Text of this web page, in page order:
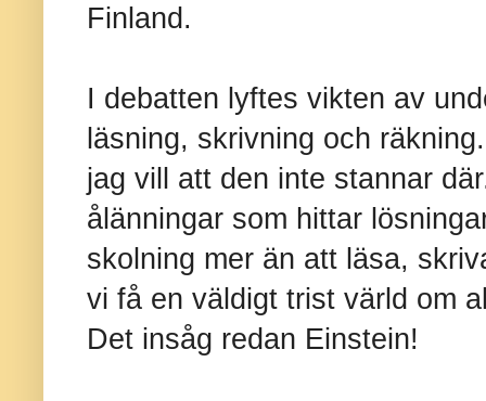
Finland.
I debatten lyftes vikten av
läsning, skrivning och
jag vill att den inte stannar
ålänningar som hittar
skolning mer än att läsa,
vi få en väldigt trist värld om
Det insåg redan Einstein!